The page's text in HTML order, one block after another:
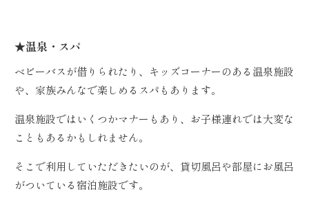
★温泉・スパ
ベビーバスが借りられたり、キッズコーナーのある温泉施設
や、家族みんなで楽しめるスパもあります。
温泉施設ではいくつかマナーもあり、お子様連れでは大変な
こともあるかもしれません。
そこで利用していただきたいのが、貸切風呂や部屋にお風呂
がついている宿泊施設です。